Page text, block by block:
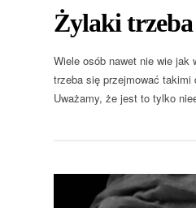
Żylaki trzeba
Wiele osób nawet nie wie jak
trzeba się przejmować
Uważamy, że jest to tylko